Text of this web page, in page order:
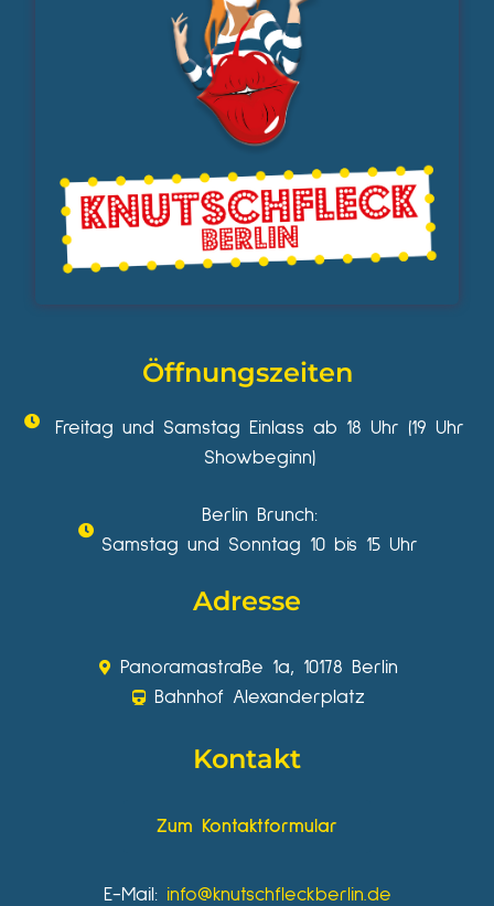
Öffnungszeiten
Freitag und Samstag Einlass ab 18 Uhr (19 Uhr
Showbeginn)
Berlin Brunch:
Samstag und Sonntag 10 bis 15 Uhr
Adresse
Panoramastraße 1a, 10178 Berlin
Bahnhof Alexanderplatz
Kontakt
Zum Kontaktformular
E-Mail: info@knutschfleckberlin.de